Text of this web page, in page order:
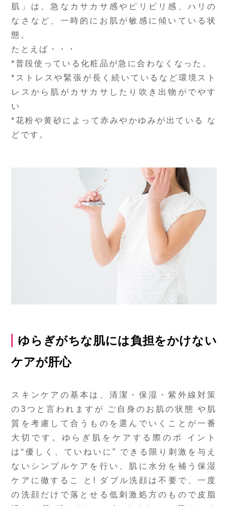
肌」は、急なカサカサ感やピリピリ感、ハリの
なさなど、一時的にお肌が敏感に傾いている状
態。
たとえば・・・
*普段使っている化粧品が急に合わなくなった。
*ストレスや緊張が長く続いているなど環境スト
レスから肌がカサカサしたり吹き出物がでやす
い
*花粉や黄砂によって赤みやかゆみが出ている な
どです。
ゆらぎがちな肌には負担をかけない
ケアが肝心
スキンケアの基本は、清潔・保湿・紫外線対策
の3つと言われますが ご自身のお肌の状態 や肌
質を考慮して合うものを選んでいくことが一番
大切です。ゆらぎ肌をケアする際のポ イント
は“優しく、ていねいに” できる限り刺激を与え
ないシンプルケアを行い、肌に水分を補う保湿
ケアに徹するこ と! ダブル洗顔は不要で、一度
の洗顔だけで落とせる低刺激処方のもので皮脂